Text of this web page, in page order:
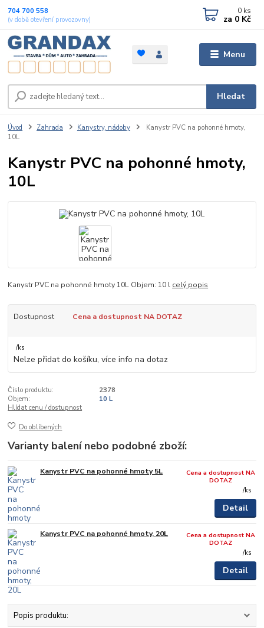
Menu
Hledat
704 700 558
(v době otevření provozovny)
0 ks
za 0 Kč
Úvod Zahrada Kanystry, nádoby
Kanystr PVC na pohonné hmoty,
10L
Kanystr PVC na pohonné hmoty,
10L
Kanystr PVC na pohonné hmoty 10L Objem: 10 l celý popis
Dostupnost Cena a dostupnost NA DOTAZ
/ks
Nelze přidat do košíku, více info na dotaz
Číslo produktu:
2378
Objem:
10 L
Hlídat cenu / dostupnost
Do oblíbených
Varianty balení nebo podobné zboží:
Kanystr PVC na pohonné hmoty 5L
/ks
Cena a dostupnost NA
DOTAZ
Detail
Kanystr PVC na pohonné hmoty, 20L
/ks
Cena a dostupnost NA
DOTAZ
Detail
Popis produktu: